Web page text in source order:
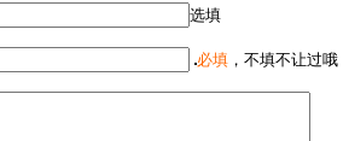
选填
必填 ，不填不让过